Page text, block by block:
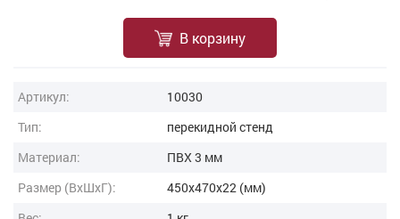
В корзину
Артикул:
10030
Тип:
перекидной стенд
Материал:
ПВХ 3 мм
Размер (ВxШxГ):
450x470x22 (мм)